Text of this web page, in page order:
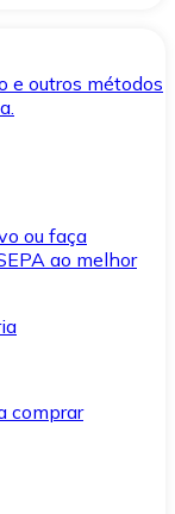
e outros métodos
ou faça
ao melhor
comprar